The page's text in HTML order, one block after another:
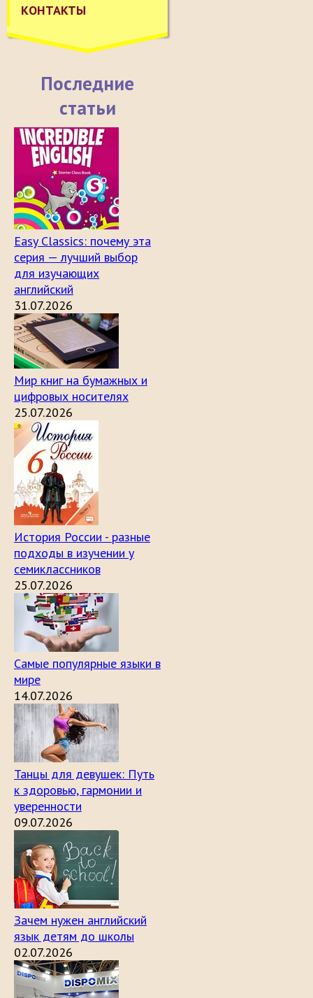
КОНТАКТЫ
Последние
статьи
Easy Classics: почему эта
серия — лучший выбор
для изучающих
английский
31.07.2026
Мир книг на бумажных и
цифровых носителях
25.07.2026
История России - разные
подходы в изучении у
семиклассников
25.07.2026
Самые популярные языки в
мире
14.07.2026
Танцы для девушек: Путь
к здоровью, гармонии и
уверенности
09.07.2026
Зачем нужен английский
язык детям до школы
02.07.2026